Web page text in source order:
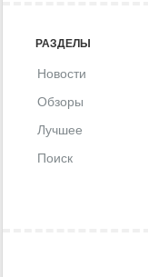
РАЗДЕЛЫ
Новости
Обзоры
Лучшее
Поиск